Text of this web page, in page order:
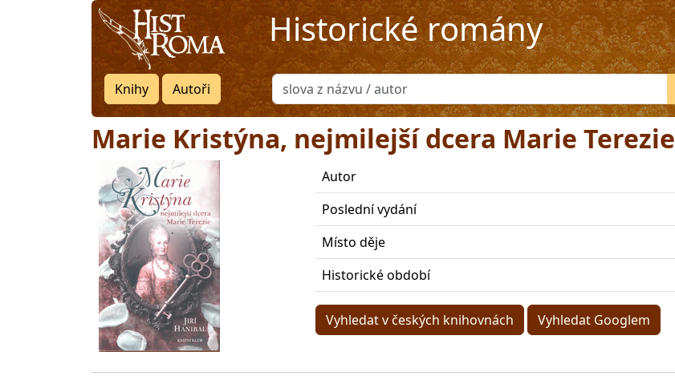
Historické romány
Knihy Autoři
Marie Kristýna, nejmilejší dcera Marie Terezie
Autor
Poslední vydání
Místo děje
Historické období
Vyhledat v českých knihovnách Vyhledat Googlem